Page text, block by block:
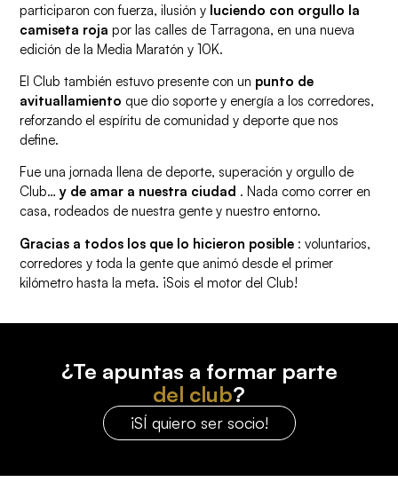
participaron con fuerza, ilusión y luciendo con orgullo la
camiseta roja por las calles de Tarragona, en una nueva
edición de la Media Maratón y 10K.
El Club también estuvo presente con un punto de
avituallamiento que dio soporte y energía a los corredores,
reforzando el espíritu de comunidad y deporte que nos
define.
Fue una jornada llena de deporte, superación y orgullo de
Club…y de amar a nuestra ciudad . Nada como correr en
casa, rodeados de nuestra gente y nuestro entorno.
Gracias a todos los que lo hicieron posible : voluntarios,
corredores y toda la gente que animó desde el primer
kilómetro hasta la meta. ¡Sois el motor del Club!
¿Te apuntas a formar parte
del club?
¡SÍ quiero ser socio!